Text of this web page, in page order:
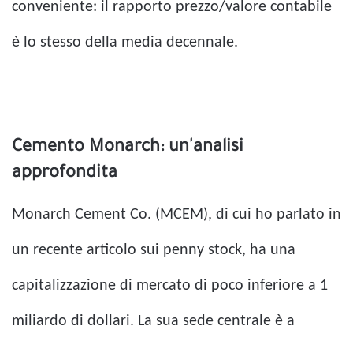
conveniente: il rapporto prezzo/valore contabile
è lo stesso della media decennale.
Cemento Monarch: un'analisi
approfondita
Monarch Cement Co. (MCEM), di cui ho parlato in
un recente articolo sui penny stock, ha una
capitalizzazione di mercato di poco inferiore a 1
miliardo di dollari. La sua sede centrale è a